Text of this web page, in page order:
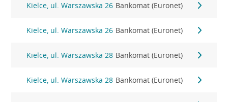
Kielce, ul. Warszawska 26 Bankomat (Euronet)
Kielce, ul. Warszawska 26 Bankomat (Euronet)
Kielce, ul. Warszawska 28 Bankomat (Euronet)
Kielce, ul. Warszawska 28 Bankomat (Euronet)